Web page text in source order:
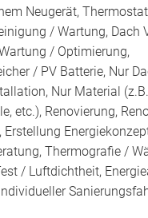
Neugerät,
/ Wartung, Dach
/ Optimierung,
/ PV Batterie, Nur
Nur Material
etc.), Renovierung,
Erstellung
Thermografie /
/ Luftdichtheit,